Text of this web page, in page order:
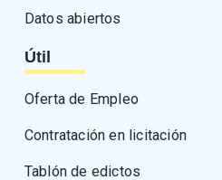
Datos abiertos
Útil
Oferta de Empleo
Contratación en licitación
Tablón de edictos